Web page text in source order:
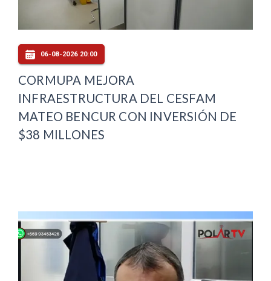
06-08-2026 20:00
CORMUPA MEJORA
INFRAESTRUCTURA DEL CESFAM
MATEO BENCUR CON INVERSIÓN DE
$38 MILLONES